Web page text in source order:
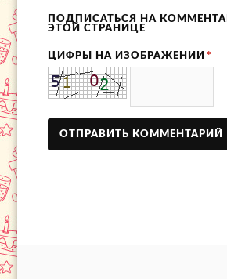
ПОДПИСАТЬСЯ НА
ЭТОЙ СТРАНИЦЕ
ЦИФРЫ НА ИЗОБРАЖЕНИИ *